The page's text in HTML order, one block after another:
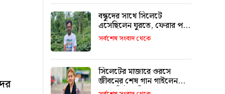
বন্ধুদের সাথে সিলেটে
এসেছিলেন ঘুরতে, ফেরার পথে
দুর্ঘটনায় মারা যান সাইফুল
সর্বশেষ সংবাদ থেকে
সিলেটের মাজারে ওরসে
জীবনের শেষ গান গাইলেন
পেহেলি ভৈরবী